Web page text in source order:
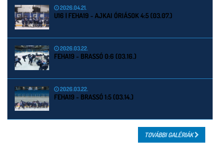
2026.04.21.
U16 | FEHA19 - AJKAI ÓRIÁSOK 4:5 (03.07.)
2026.03.22.
FEHA19 - BRASSÓ 0:6 (03.16.)
2026.03.22.
FEHA19 - BRASSÓ 1:5 (03.14.)
TOVÁBBI GALÉRIÁK